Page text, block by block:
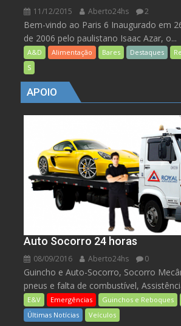
11/12/2015 Aberto24hs 2
Bem-vindo ao Paris 6 Inaugurado em
de 2006 pelo paulistano Isaac Azar, o...
A&D Alimentação Bares Destaques
S
APOIO
Auto Socorro 24 horas
08/09/2016 Aberto24hs 0
Guincho e Auto-Socorro, Socorro
pneus e falta de combustível,
E&V Emergências Guinchos e Reboques
Últimas Notícias
Veículos